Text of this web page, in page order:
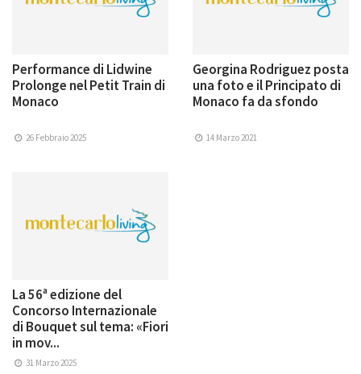
Performance di Lidwine
Prolonge nel Petit Train di
Monaco
26 Febbraio 2025
Georgina Rodriguez posta
una foto e il Principato di
Monaco fa da sfondo
14 Marzo 2021
La 56ª edizione del
Concorso Internazionale
di Bouquet sul tema: «Fiori
in mov...
31 Marzo 2025